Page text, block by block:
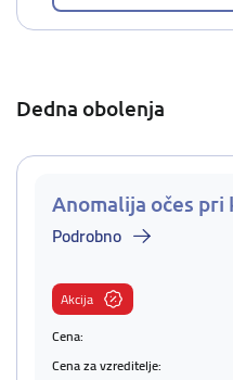
Dedna obolenja
Anomalija očes pri
Podrobno
Akcija
Cena:
Cena za vzreditelje: